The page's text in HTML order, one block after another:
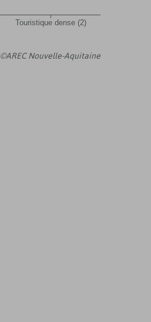
©AREC Nouvelle-Aquitaine
Touristique dense (2)